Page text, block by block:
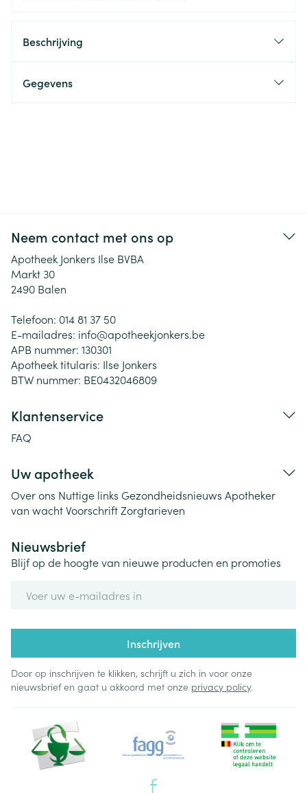
Beschrijving
Gegevens
Neem contact met ons op
Apotheek Jonkers Ilse BVBA
Markt 30
2490 Balen
Telefoon: 014 81 37 50
E-mailadres: info@apotheekjonkers.be
APB nummer: 130301
Apotheek titularis: Ilse Jonkers
BTW nummer: BE0432046809
Klantenservice
FAQ
Uw apotheek
Over ons Nuttige links Gezondheidsnieuws Apotheker
van wachtVoorschriftZorgtarieven
Nieuwsbrief
Blijf op de hoogte van nieuwe producten en promoties
Inschrijven
Door op inschrijven te klikken, schrijft u zich in voor onze
nieuwsbrief en gaat u akkoord met onze privacy policy.